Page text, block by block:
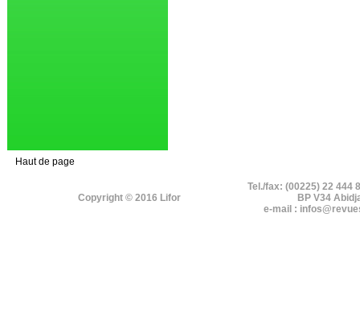
Haut de page
Copyright © 2016 Lifor
Tel./fax: (00225) 22 444
BP V34
e-mail :